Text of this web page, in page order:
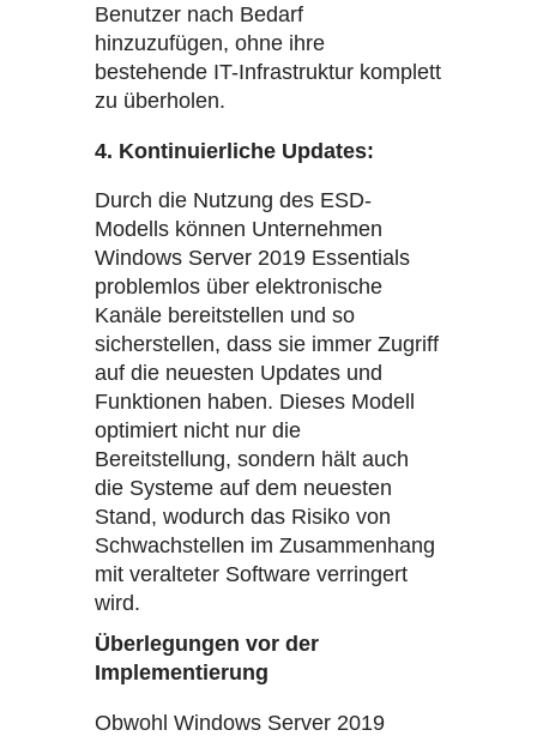
Benutzer nach Bedarf
hinzuzufügen, ohne ihre
bestehende IT-Infrastruktur komplett
zu überholen.
4. Kontinuierliche Updates:
Durch die Nutzung des ESD-
Modells können Unternehmen
Windows Server 2019 Essentials
problemlos über elektronische
Kanäle bereitstellen und so
sicherstellen, dass sie immer Zugriff
auf die neuesten Updates und
Funktionen haben. Dieses Modell
optimiert nicht nur die
Bereitstellung, sondern hält auch
die Systeme auf dem neuesten
Stand, wodurch das Risiko von
Schwachstellen im Zusammenhang
mit veralteter Software verringert
wird.
Überlegungen vor der
Implementierung
Obwohl Windows Server 2019